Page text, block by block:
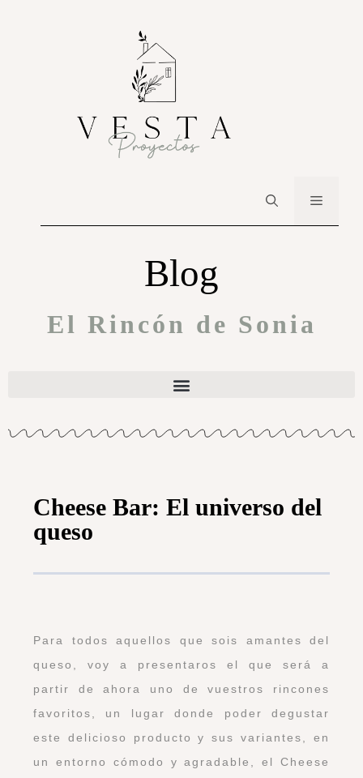
Blog
El Rincón de Sonia
Cheese Bar: El universo del
queso
Para todos aquellos que sois amantes del
queso, voy a presentaros el que será a
partir de ahora uno de vuestros rincones
favoritos, un lugar donde poder degustar
este delicioso producto y sus variantes, en
un entorno cómodo y agradable, el Cheese